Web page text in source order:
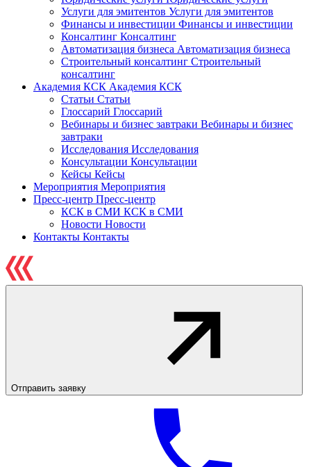
Услуги для эмитентов Услуги для эмитентов
Финансы и инвестиции Финансы и инвестиции
Консалтинг Консалтинг
Автоматизация бизнеса Автоматизация бизнеса
Строительный консалтинг Строительный
консалтинг
Академия КСК Академия КСК
Статьи Статьи
Глоссарий Глоссарий
Вебинары и бизнес завтраки Вебинары и бизнес
завтраки
Исследования Исследования
Консультации Консультации
Кейсы Кейсы
Мероприятия Мероприятия
Пресс-центр Пресс-центр
КСК в СМИ КСК в СМИ
Новости Новости
Контакты Контакты
Отправить заявку